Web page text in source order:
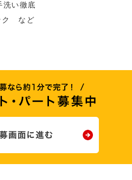
洗い徹底
ク など